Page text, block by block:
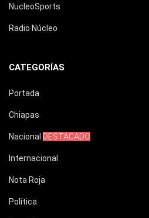
NucleoSports
Radio Núcleo
CATEGORÍAS
Portada
Chiapas
Nacional DESTACADO
Internacional
Nota Roja
Política